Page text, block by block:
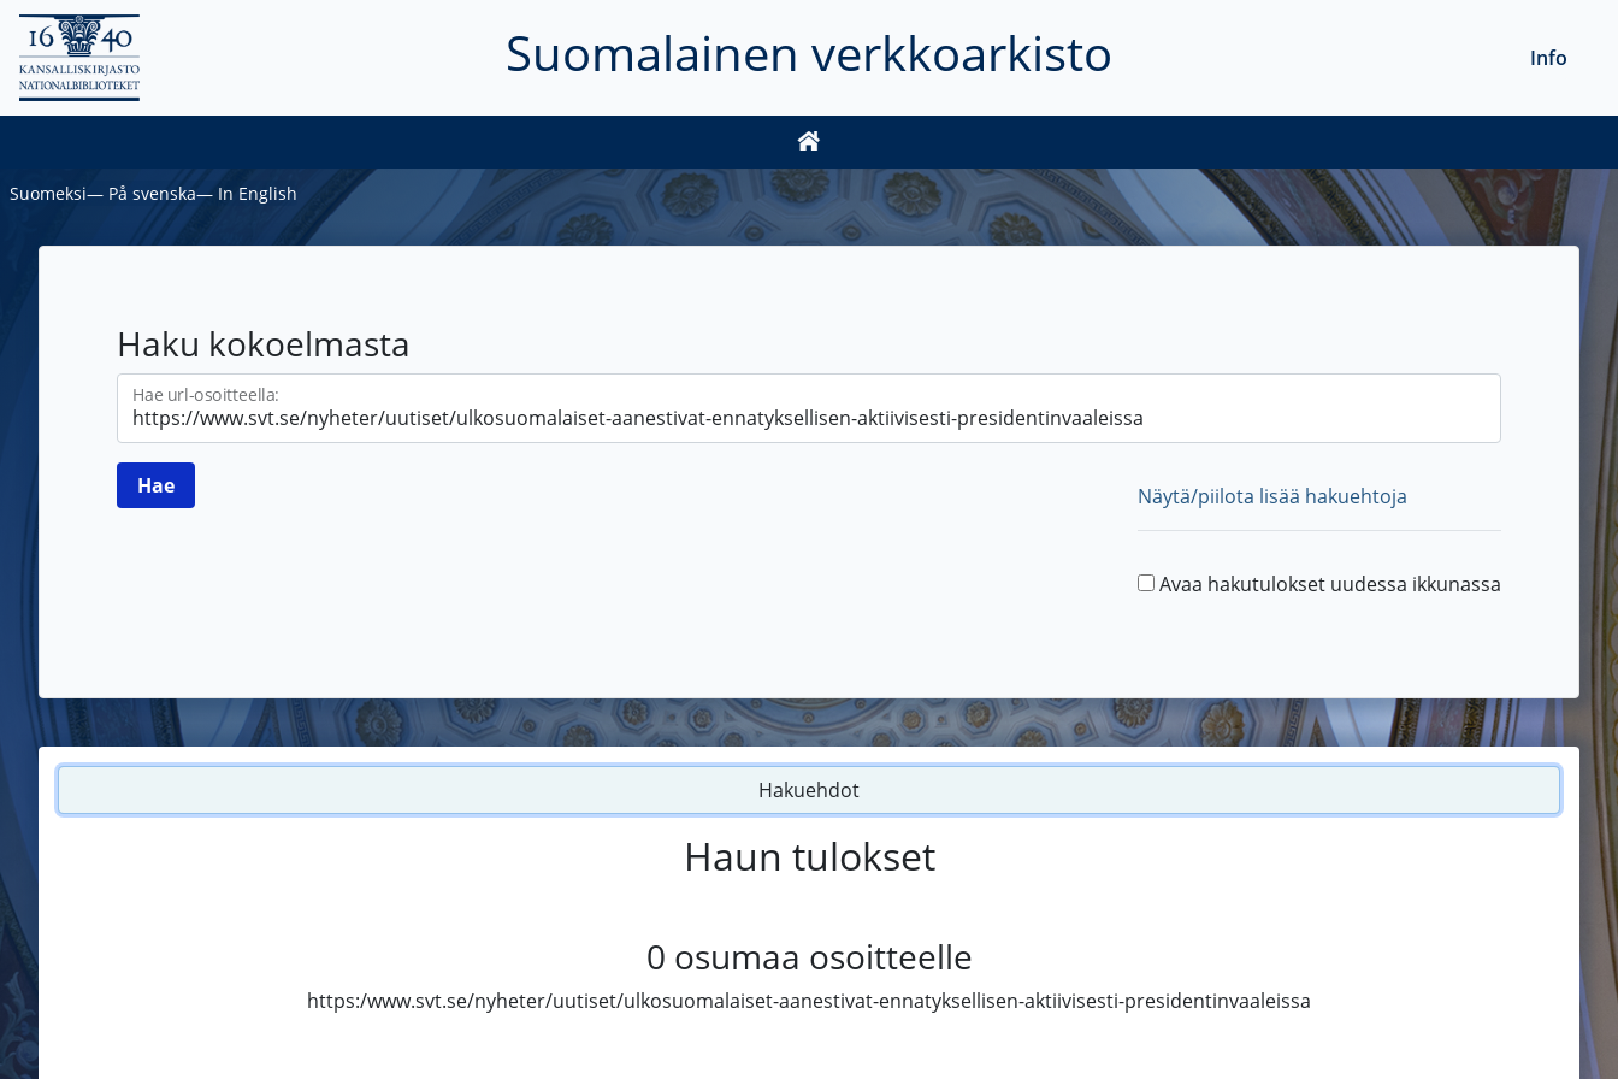
Suomalainen verkkoarkisto Info
Suomeksi― På svenska― In English
Haku kokoelmasta
Hae url-osoitteella:
Näytä/piilota lisää hakuehtoja
Avaa hakutulokset uudessa ikkunassa
Hakuehdot
Haun tulokset
0 osumaa osoitteelle
https:/www.svt.se/nyheter/uutiset/ulkosuomalaiset-aanestivat-ennatyksellisen-aktiivisesti-presidentinvaaleissa